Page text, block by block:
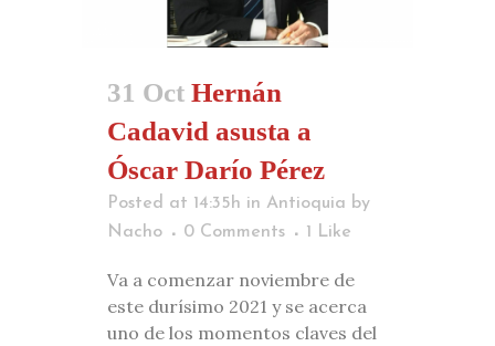
31 Oct Hernán
Cadavid asusta a
Óscar Darío Pérez
Posted at 14:35h in Antioquia by
Nacho
0 Comments 1 Like
Va a comenzar noviembre de
este durísimo 2021 y se acerca
uno de los momentos claves del